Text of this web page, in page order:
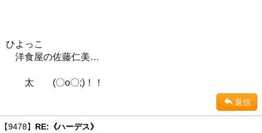
ひよっこ
洋食屋の佐藤仁美…
太 (〇o〇;)！！
返信
【9478】 RE:《ハーデス》